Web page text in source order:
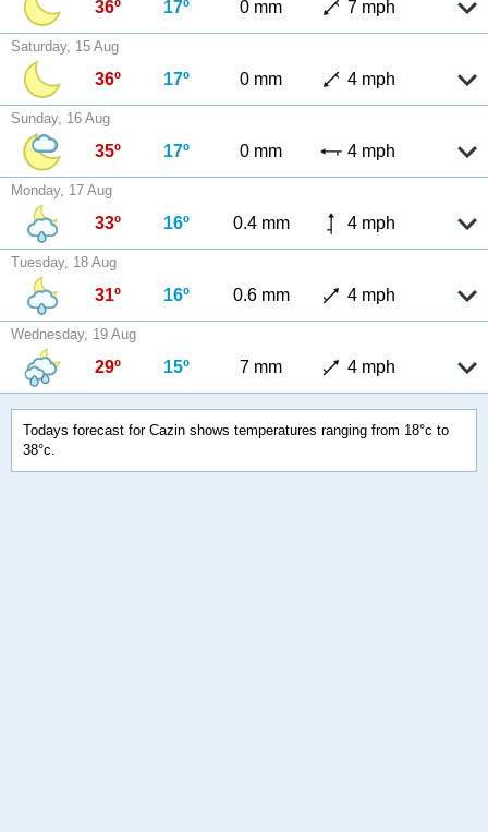
36º 17º 0 mm 7 mph
Saturday, 15 Aug
36º 17º 0 mm 4 mph
Sunday, 16 Aug
35º 17º 0 mm 4 mph
Monday, 17 Aug
33º 16º 0.4 mm 4 mph
Tuesday, 18 Aug
31º 16º 0.6 mm 4 mph
Wednesday, 19 Aug
29º 15º 7 mm 4 mph
Todays forecast for Cazin shows temperatures ranging from 18°c to
38°c.